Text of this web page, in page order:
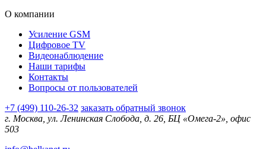
О компании
Усиление GSM
Цифровое TV
Видеонаблюдение
Наши тарифы
Контакты
Вопросы от пользователей
+7 (499) 110-26-32 заказать обратный звонок
г. Москва, ул. Ленинская Слобода, д. 26, БЦ «Омега-2», офис
503